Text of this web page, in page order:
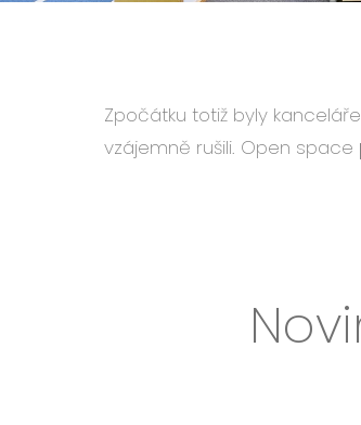
Zpočátku totiž byly
vzájemně rušili. Open space